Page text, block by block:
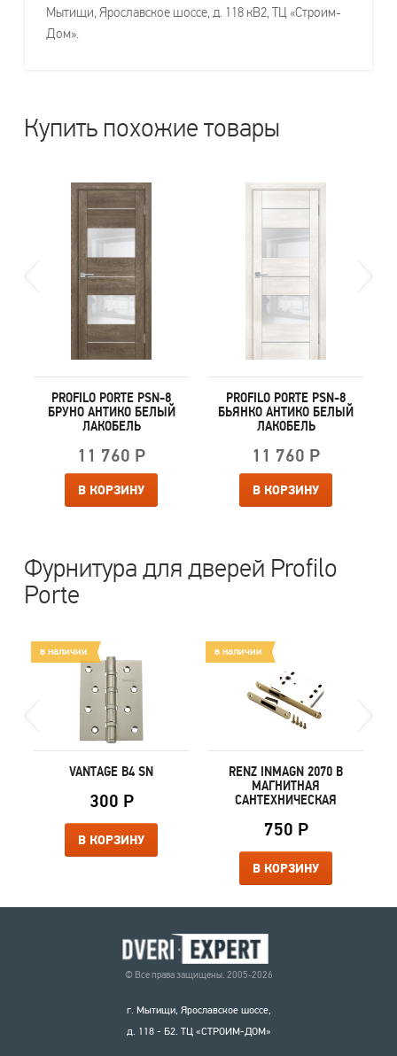
Мытищи, Ярославское шоссе, д. 118 кВ2, ТЦ «Строим-
Дом».
Купить похожие товары
PROFILO PORTE PSN-8
БРУНО АНТИКО БЕЛЫЙ
ЛАКОБЕЛЬ
11 760 Р
В КОРЗИНУ
PROFILO PORTE PSN-8
БЬЯНКО АНТИКО БЕЛЫЙ
ЛАКОБЕЛЬ
11 760 Р
В КОРЗИНУ
Фурнитура для дверей Profilo
Porte
в наличии
VANTAGE B4 SN
300 Р
В КОРЗИНУ
в наличии
RENZ INMAGN 2070 B
МАГНИТНАЯ
САНТЕХНИЧЕСКАЯ
750 Р
В КОРЗИНУ
© Все права защищены. 2005-2026
г. Мытищи, Ярославское шоссе,
д. 118 - Б2. ТЦ «СТРОИМ-ДОМ»